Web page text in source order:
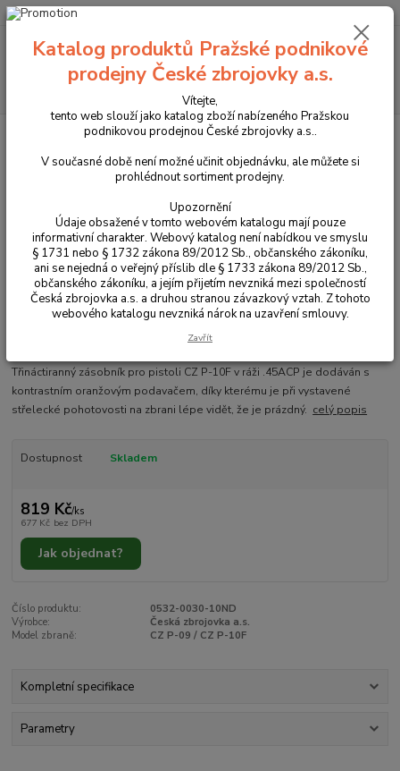
Menu
+420 225 375 800
Příslušenství, doplňky a náhradní díly Pro pistole
Zásobník pro CZ P-10 F 13 ran
.45ACP
Třináctiranný zásobník pro pistoli CZ P-10F v ráži .45ACP je dodáván s
kontrastním oranžovým podavačem, díky kterému je při vystavené
střelecké pohotovosti na zbrani lépe vidět, že je prázdný. celý popis
Dostupnost Skladem
819 Kč/ks
677 Kč bez DPH
Jak objednat?
Číslo produktu:
0532-0030-10ND
Výrobce:
Česká zbrojovka a.s.
Model zbraně:
CZ P-09 / CZ P-10F
Kompletní specifikace
Parametry
Katalog produktů Pražské podnikové
prodejny České zbrojovky a.s.
Vítejte,
tento web slouží jako katalog zboží nabízeného Pražskou
podnikovou prodejnou České zbrojovky a.s..
V současné době není možné učinit objednávku, ale můžete si
prohlédnout sortiment prodejny.
Upozornění
Údaje obsažené v tomto webovém katalogu mají pouze
informativní charakter. Webový katalog není nabídkou ve smyslu
§ 1731 nebo § 1732 zákona 89/2012 Sb., občanského zákoníku,
ani se nejedná o veřejný příslib dle § 1733 zákona 89/2012 Sb.,
občanského zákoníku, a jejím přijetím nevzniká mezi společností
Česká zbrojovka a.s. a druhou stranou závazkový vztah. Z tohoto
webového katalogu nevzniká nárok na uzavření smlouvy.
Zavřít